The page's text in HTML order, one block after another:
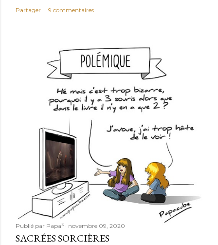
Partager 9 commentaires
Publié par Papa³ novembre 09, 2020
SACRÉES SORCIÈRES